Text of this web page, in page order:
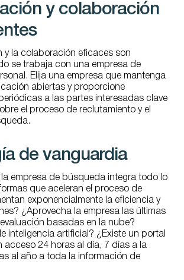
y colaboración
y la colaboración eficaces son
se trabaja con una empresa de
Elija una empresa que mantenga
abiertas y proporcione
a las partes interesadas clave
el proceso de reclutamiento y el
de vanguardia
empresa de búsqueda integra todo lo
que aceleran el proceso de
exponencialmente la eficiencia y
¿Aprovecha la empresa las últimas
basadas en la nube?
inteligencia artificial? ¿Existe un portal
acceso 24 horas al día, 7 días a la
al año a toda la información de